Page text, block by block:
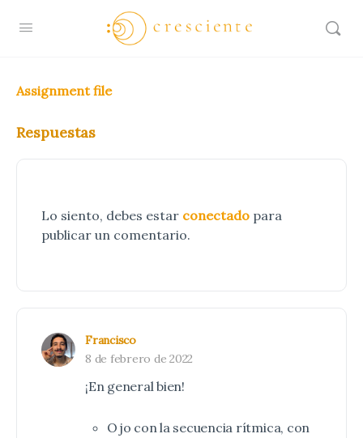
Assignment file
Respuestas
Lo siento, debes estar conectado para
publicar un comentario.
Francisco
8 de febrero de 2022
¡En general bien!
Ojo con la secuencia rítmica, con